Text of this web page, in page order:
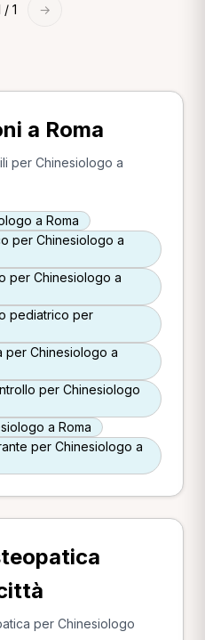
/ 1 →
a Roma
per Chinesiologo a
a Roma
per Chinesiologo a
per Chinesiologo a
pediatrico per
per Chinesiologo a
per Chinesiologo
a Roma
per Chinesiologo a
per Chinesiologo